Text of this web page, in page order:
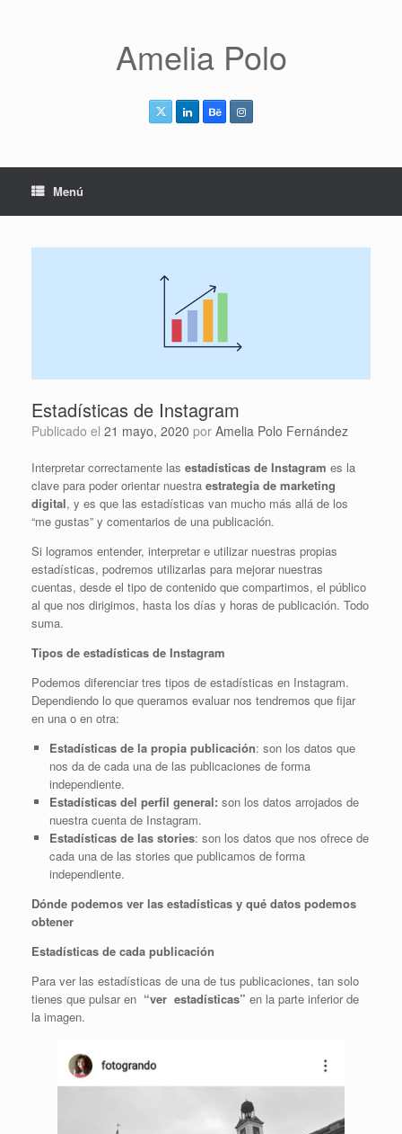
Amelia Polo
Menú
Estadísticas de Instagram
Publicado el 21 mayo, 2020 por Amelia Polo Fernández
Interpretar correctamente las estadísticas de Instagram es la
clave para poder orientar nuestra estrategia de marketing
digital, y es que las estadísticas van mucho más allá de los
“me gustas” y comentarios de una publicación.
Si logramos entender, interpretar e utilizar nuestras propias
estadísticas, podremos utilizarlas para mejorar nuestras
cuentas, desde el tipo de contenido que compartimos, el público
al que nos dirigimos, hasta los días y horas de publicación. Todo
suma.
Tipos de estadísticas de Instagram
Podemos diferenciar tres tipos de estadísticas en Instagram.
Dependiendo lo que queramos evaluar nos tendremos que fijar
en una o en otra:
Estadísticas de la propia publicación: son los datos que
nos da de cada una de las publicaciones de forma
independiente.
Estadísticas del perfil general: son los datos arrojados de
nuestra cuenta de Instagram.
Estadísticas de las stories: son los datos que nos ofrece de
cada una de las stories que publicamos de forma
independiente.
Dónde podemos ver las estadísticas y qué datos podemos
obtener
Estadísticas de cada publicación
Para ver las estadísticas de una de tus publicaciones, tan solo
tienes que pulsar en “ver estadísticas” en la parte inferior de
la imagen.